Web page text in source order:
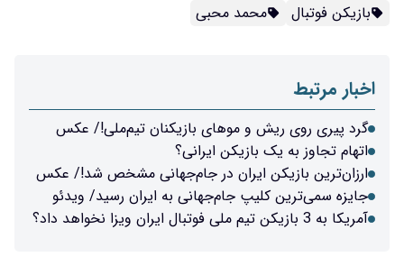
بازیکن فوتبال محمد محبی
اخبار مرتبط
گرد پیری روی ریش و موهای بازیکنان تیم‌ملی!/ عکس
اتهام تجاوز به یک بازیکن ایرانی؟
ارزان‌ترین بازیکن ایران در جام‌جهانی مشخص شد!/ عکس
جایزه سمی‌ترین کلیپ جام‌جهانی به ایران رسید/ ویدئو
آمریکا به 3 بازیکن تیم ملی فوتبال ایران ویزا نخواهد داد؟